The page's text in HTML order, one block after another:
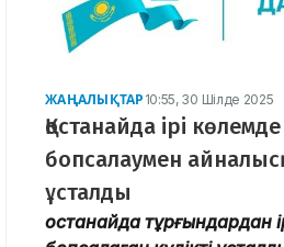
ЖАҢАЛЫҚТАР 10:55, 30 Шілде 2025
Қостанайда ірі
бопсалаумен
ұсталды
Қостанайда тұрғындардан